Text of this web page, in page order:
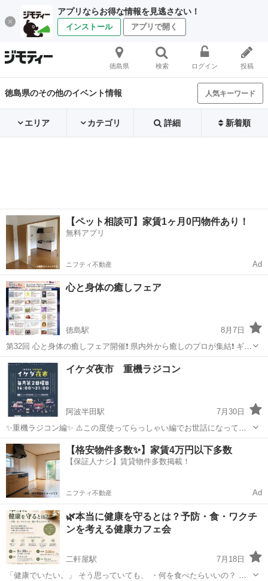
アプリならお得な情報を見逃さない！
インストール アプリで開く
徳島県 検索 ログイン 投稿
徳島県のその他のイベント情報 人気キーワード
エリア カテゴリ 詳細 新着順
【ペット相談可】家賃1ヶ月0円物件あり！
無料アプリ
ニフティ不動産 Ad
心と身体の癒しフェア
徳島駅
8月7日
第32回 心と身体の癒しフェア開催❗️ 県内外から癒しのプロが集結❗️ ギフ
トも盛り沢山🎁 是非、お立ち寄りくださいませ♪ 又、 11月14日(土) 11
月15日(日) フジグラン石井での癒しフェア出展者募集中...
徳島 徳島市 徳島駅 その他
イケダ夜市 重機ラジコン
阿波半田駅
7月30日
✨重機ラジコン編✨ ⚠️この度使ってらっしゃい編でお世話になってい
る私が全国初重機ラジコンを使った体験型プログラムをマルシェe.t.c.
にて開催するようになりました✨ 子供はもとより、大人まで楽しんで
いただけるようにデザイン...
徳島 美馬郡 阿波半田駅 その他
【格安物件多数✨】家賃4万円以下多数
【保証人ナシ】賃貸物件多数掲載！
ニフティ不動産 Ad
🌿本当に健康を守るとは？予防・食・ワクチ
ンを考える健康カフェ会
二軒屋駅
7月18日
「健康でいたい。」 そう思っていても、 ・何を食べたらいいの？ ・